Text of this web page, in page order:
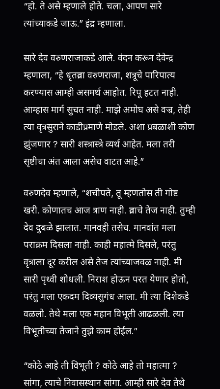
“हो. ते असे म्हणाले होते. चला, आपण सारे
त्यांच्याकडे जाऊ.” इंद्र म्हणाला.
सारे देव वरुणराजाकडे आले. वंदन करून देवेन्द्र
म्हणाला, “हे धृतव्रता वरुणराजा, शत्रूचे पारिपात्य
करण्यास आम्ही असमर्थ आहोत. रिपू हटत नाही.
आम्हास मार्ग सुचत नाही. माझे अमोघ असे वज्र, तेही
त्या वृत्रसुराने काडीप्रमाणे मोडले. अशा प्रबळाशी कोण
झुंजणार ? सारी शस्त्रास्त्रे व्यर्थ आहेत. मला तरी
सृष्टीचा अंत आला असेच वाटत आहे.”
वरुणदेव म्हणाले, “शचीपते, तू म्हणतोस ती गोष्ट
खरी. कोणातच आज त्राण नाही. व्रताचे तेज नाही. तुम्ही
देव दुबळे झालात. मानवही तसेच. मानवांत मला
पराक्रम दिसला नाही. काही महात्मे दिसले, परंतु
वृत्राला दूर करील असे तेज त्यांच्याजवळ नाही. मी
सारी पृथ्वी शोधली. निराश होऊन परत येणार होतो,
परंतु मला एकदम दिव्यसुगंध आला. मी त्या दिशेकडे
वळलो. तेथे मला एक महान विभूती आढळली. त्या
विभूतीच्या तेजाने तुझे काम होईल.”
“कोठे आहे ती विभूती ? कोठे आहे तो महात्मा ?
सांगा, त्याचे निवासस्थान सांगा. आम्ही सारे देव तेथे